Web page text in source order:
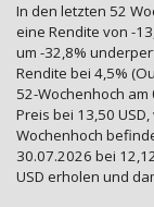
In den letzten 52
eine Rendite von -
um -32,8%
Rendite bei 4,5%
52-Wochenhoch
Preis bei 13,50
Wochenhoch
30.07.2026 bei
USD erholen und